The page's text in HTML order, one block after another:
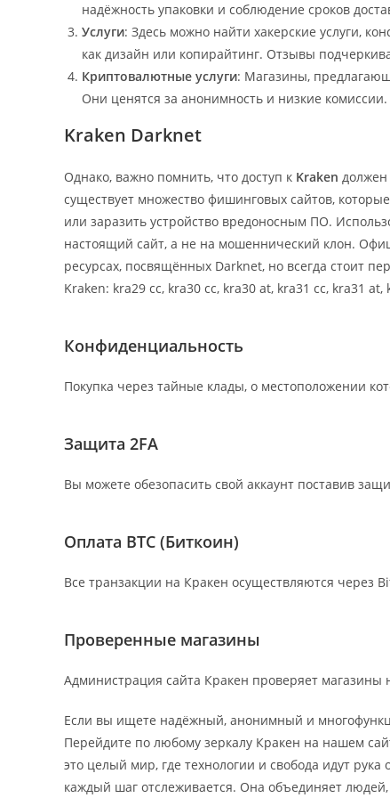
надёжность упаковки и соблюдение сроков
Услуги: Здесь можно найти хакерские услуги,
как дизайн или копирайтинг. Отзывы
Криптовалютные услуги: Магазины,
Они ценятся за анонимность и низкие комиссии.
Kraken Darknet
Однако, важно помнить, что доступ к Kraken должен
существует множество фишинговых сайтов,
или заразить устройство вредоносным ПО.
настоящий сайт, а не на мошеннический клон.
ресурсах, посвящённых Darknet, но всегда стоит
Kraken: kra29 cc, kra30 cc, kra30 at, kra31 cc, kra31 at,
Конфиденциальность
Покупка через тайные клады, о местоположении
Защита 2FA
Вы можете обезопасить свой аккаунт поставив
Оплата BTC (Биткоин)
Все транзакции на Кракен осуществляются через
Проверенные магазины
Администрация сайта Кракен проверяет
Если вы ищете надёжный, анонимный и
Перейдите по любому зеркалу Кракен на нашем
это целый мир, где технологии и свобода идут
каждый шаг отслеживается. Она объединяет